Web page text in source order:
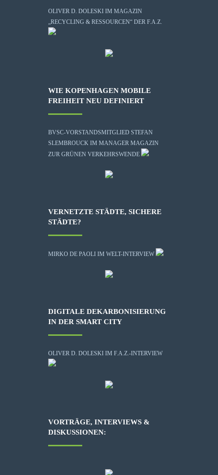
OLIVER D. DOLESKI IM MAGAZIN
„RECYCLING & RESSOURCEN“ DER F.A.Z.
WIE KOPENHAGEN MOBILE
FREIHEIT NEU DEFINIERT
BVSC-VORSTANDSMITGLIED STEFAN
SLEMBROUCK IM MANAGER MAGAZIN
ZUR GRÜNEN VERKEHRSWENDE
VERNETZTE STÄDTE, SICHERE
STÄDTE?
MIRKO DE PAOLI IM WELT-INTERVIEW
DIGITALE DEKARBONISIERUNG
IN DER SMART CITY
OLIVER D. DOLESKI IM F.A.Z.-INTERVIEW
VORTRÄGE, INTERVIEWS &
DISKUSSIONEN: